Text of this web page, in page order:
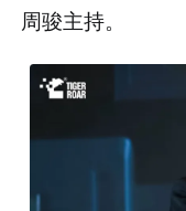
周骏主持。